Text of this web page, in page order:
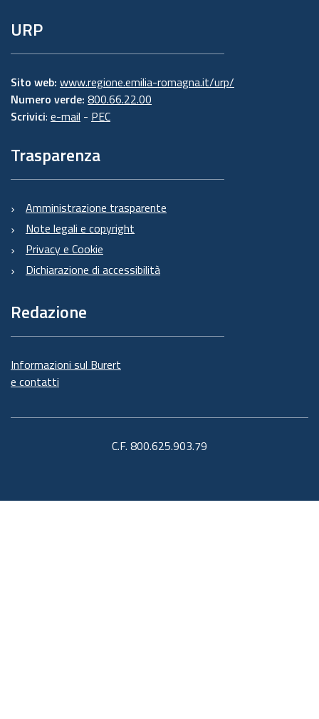
URP
Sito web: www.regione.emilia-romagna.it/urp/
Numero verde: 800.66.22.00
Scrivici: e-mail - PEC
Trasparenza
Amministrazione trasparente
Note legali e copyright
Privacy e Cookie
Dichiarazione di accessibilità
Redazione
Informazioni sul Burert
e contatti
C.F. 800.625.903.79